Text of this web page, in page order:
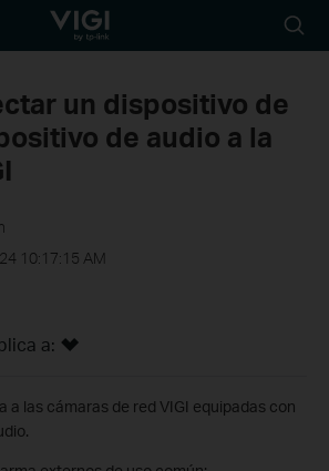
TP-Link, Reliably
un dispositivo de
de audio a la
10:17:15 AM
a:
a las cámaras de red VIGI equipadas con